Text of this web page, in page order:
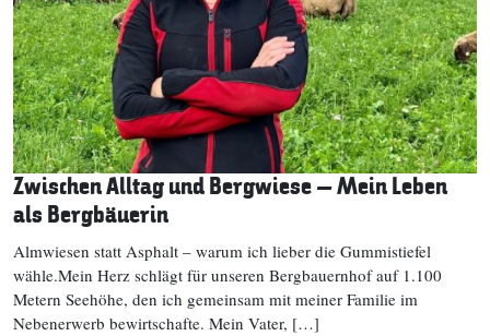
Zwischen Alltag und Bergwiese – Mein Leben
als Bergbäuerin
Almwiesen statt Asphalt – warum ich lieber die Gummistiefel
wähle.Mein Herz schlägt für unseren Bergbauernhof auf 1.100
Metern Seehöhe, den ich gemeinsam mit meiner Familie im
Nebenerwerb bewirtschafte. Mein Vater, […]